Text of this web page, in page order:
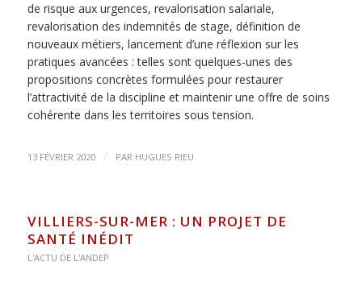
de risque aux urgences, revalorisation salariale,
revalorisation des indemnités de stage, définition de
nouveaux métiers, lancement d’une réflexion sur les
pratiques avancées : telles sont quelques-unes des
propositions concrètes formulées pour restaurer
l’attractivité de la discipline et maintenir une offre de soins
cohérente dans les territoires sous tension.
13 FÉVRIER 2020 / PAR HUGUES RIEU
VILLIERS-SUR-MER : UN PROJET DE
SANTÉ INÉDIT
L'ACTU DE L'ANDEP